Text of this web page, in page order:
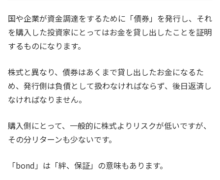
国や企業が資金調達をするために「債券」を発行し、それ
を購入した投資家にとってはお金を貸し出したことを証明
するものになります。
株式と異なり、債券はあくまで貸し出したお金になるた
め、発行側は負債として扱わなければならず、後日返済し
なければなりません。
購入側にとって、一般的に株式よりリスクが低いですが、
その分リターンも少ないです。
「bond」は「絆、保証」の意味もあります。